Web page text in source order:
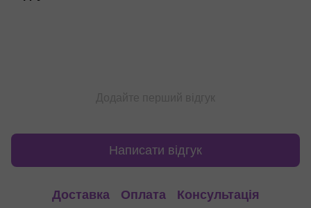
Написати відгук
Доставка Оплата Консультація